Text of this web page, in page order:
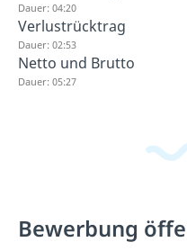
Dauer: 04:20
Verlustrücktrag
Dauer: 02:53
Netto und Brutto
Dauer: 05:27
Bewerbung